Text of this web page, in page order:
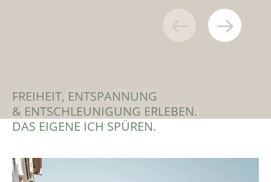
FREIHEIT, ENTSPANNUNG
& ENTSCHLEUNIGUNG ERLEBEN.
DAS EIGENE ICH SPÜREN.